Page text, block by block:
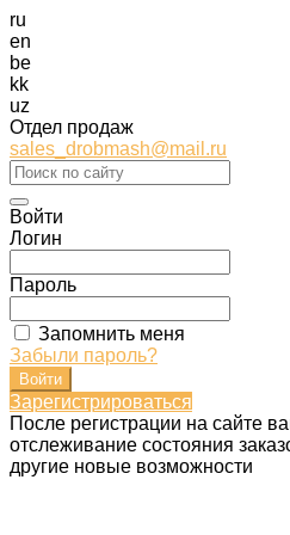
ru
en
be
kk
uz
Отдел продаж
sales_drobmash@mail.ru
Войти
Логин
Пароль
Запомнить меня
Забыли пароль?
Зарегистрироваться
После регистрации на сайте
отслеживание состояния
другие новые возможности